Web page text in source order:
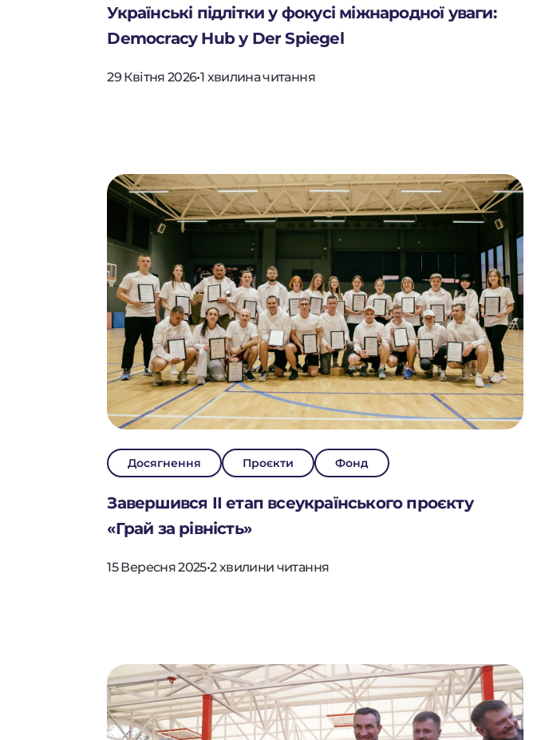
Українські підлітки у фокусі міжнародної уваги:
Democracy Hub у Der Spiegel
29 Квітня 2026•1 хвилина читання
Досягнення Проєкти Фонд
Завершився ІІ етап всеукраїнського проєкту
«Грай за рівність»
15 Вересня 2025•2 хвилини читання